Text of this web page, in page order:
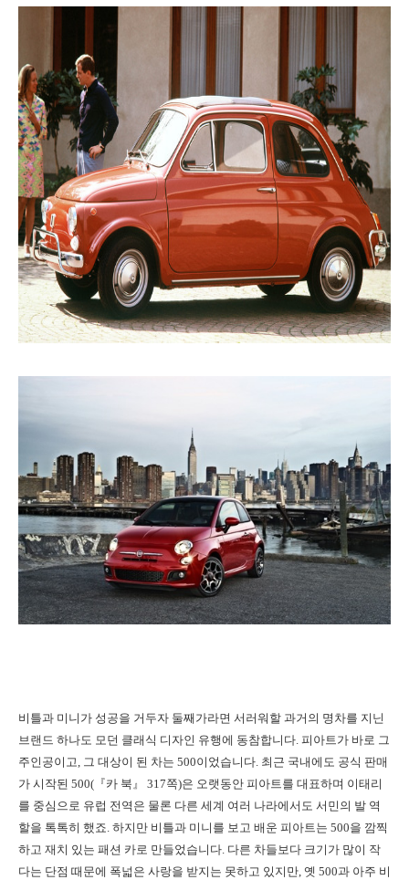
비틀과 미니가 성공을 거두자 둘째가라면 서러워할 과거의 명차를 지닌
브랜드 하나도 모던 클래식 디자인 유행에 동참합니다. 피아트가 바로 그
주인공이고, 그 대상이 된 차는 500이었습니다. 최근 국내에도 공식 판매
가 시작된 500(『카 북』 317쪽)은 오랫동안 피아트를 대표하며 이태리
를 중심으로 유럽 전역은 물론 다른 세계 여러 나라에서도 서민의 발 역
할을 톡톡히 했죠. 하지만 비틀과 미니를 보고 배운 피아트는 500을 깜찍
하고 재치 있는 패션 카로 만들었습니다. 다른 차들보다 크기가 많이 작
다는 단점 때문에 폭넓은 사랑을 받지는 못하고 있지만, 옛 500과 아주 비